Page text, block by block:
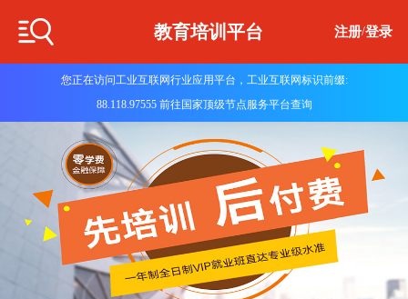
教育培训平台 注册/登录
您正在访问工业互联网行业应用平台，工业互联网标识前缀:
88.118.97555 前往国家顶级节点服务平台查询